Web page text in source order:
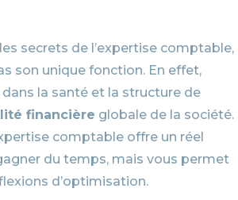
secrets de l’expertise comptable,
son unique fonction. En effet,
la santé et la structure de
financière globale de la société.
comptable offre un réel
du temps, mais vous permet
d’optimisation.